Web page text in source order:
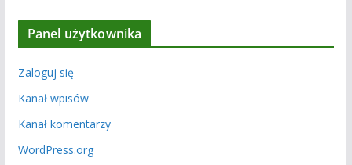
Panel użytkownika
Zaloguj się
Kanał wpisów
Kanał komentarzy
WordPress.org